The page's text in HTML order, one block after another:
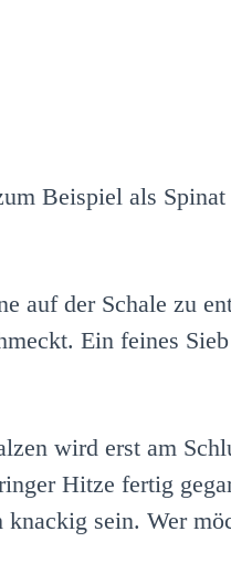
Beispiel als Spinat
auf der Schale zu
Ein feines
wird erst am
Hitze fertig
sein. Wer